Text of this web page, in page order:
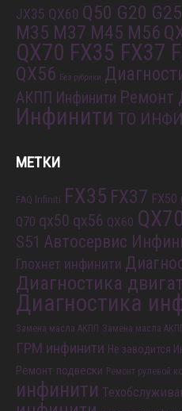
JX35 QX60 Q50 G20
M35 M37 M45 M56
QX70 FX35 FX37
QX56 Без рубрики
АКПП Инфинити Ремонт
Инфинити ТО
МЕТКИ
FAQ Infiniti FX35 FX37 FX50
Q70 qx50 qx56 QX60 QX70
S51 Автосервис
Глохнет инфинити
Диагностика
Диагностика
Замена масла АКПП Замена масла
ГРМ инфинити Не заводится
Ремонт подвески Ремонт рулевой
инфинити